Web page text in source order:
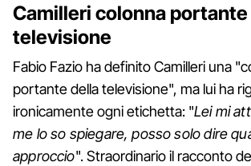
Camilleri colonna
televisione
Fabio Fazio ha definito Camilleri una
portante della televisione", ma lui ha
ironicamente ogni etichetta: "Lei mi
me lo so spiegare, posso solo dire
approccio". Straordinario il racconto